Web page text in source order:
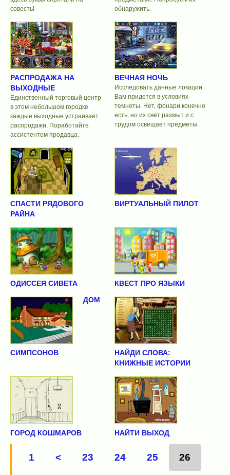
совесть!
обнаружить.
РАСПРОДАЖА НА
ВЫХОДНЫЕ
Единственный торговый центр
в этом небольшом городке
каждые выходные устраивает
распродажи. Поработайте
ассистентом продавца.
ВЕЧНАЯ НОЧЬ
Исследовать данные локации
Вам придется в условиях
темноты. Нет, фонари конечно
есть, но их свет размыт и с
трудом освещает предметы.
СПАСТИ РЯДОВОГО
РАЙНА
ВИРТУАЛЬНЫЙ ПИЛОТ
ОДИССЕЯ СИВЕТА
КВЕСТ ПРО ЯЗЫКИ
ДОМ
СИМПСОНОВ
НАЙДИ СЛОВА:
КНИЖНЫЕ ИСТОРИИ
ГОРОД КОШМАРОВ НАЙТИ ВЫХОД
1 < 23 24 25 26